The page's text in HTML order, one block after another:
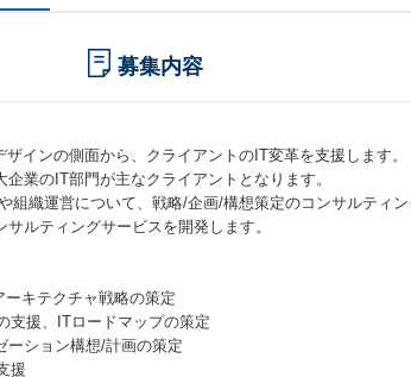
募集内容
ザインの側面から、クライアントのIT変革を支援します。
業のIT部門が主なクライアントとなります。
組織運営について、戦略/企画/構想策定のコンサルティ
サルティングサービスを開発します。
ーキテクチャ戦略の策定
支援、ITロードマップの策定
ーション構想/計画の策定
援